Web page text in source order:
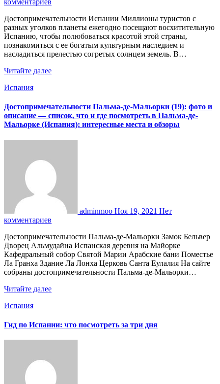
комментариев
Достопримечательности Испании Миллионы туристов с
разных уголков планеты ежегодно посещают восхитительную
Испанию, чтобы полюбоваться красотой этой страны,
познакомиться с ее богатым культурным наследием и
насладиться прелестью согретых солнцем земель. В…
Читайте далее
Испания
Достопримечательности Пальма-де-Мальорки (19): фото и
описание — список, что и где посмотреть в Пальма-де-
Мальорке (Испания): интересные места и обзоры
adminmoo Ноя 19, 2021 Нет
комментариев
Достопримечательности Пальма-де-Мальорки Замок Бельвер
Дворец Альмудайна Испанская деревня на Майорке
Кафедральный собор Святой Марии Арабские бани Поместье
Ла Гранха Здание Ла Лонха Церковь Санта Еулалия На сайте
собраны достопримечательности Пальма-де-Мальорки…
Читайте далее
Испания
Гид по Испании: что посмотреть за три дня